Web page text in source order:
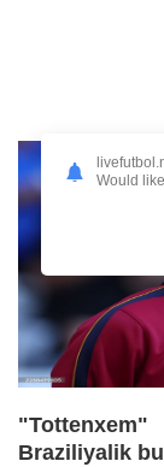
Braziliyalik
Would